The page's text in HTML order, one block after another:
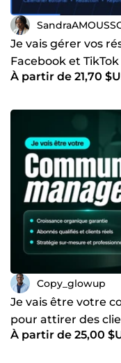
Je vais gérer vos
Facebook et
À partir de 21,70
Copy_glowup
Je vais être votre
pour attirer des
À partir de 25,00